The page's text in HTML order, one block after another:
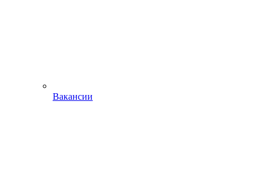
Вакансии